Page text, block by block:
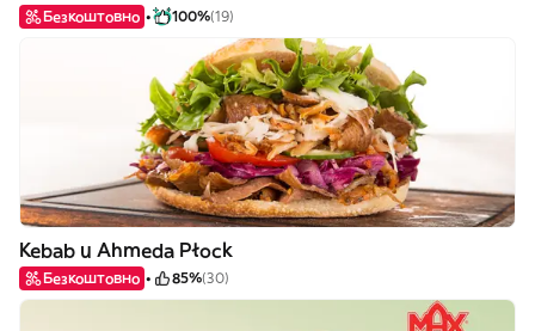
Безкоштовно 100%(19)
Kebab u Ahmeda Płock
Безкоштовно 85%(30)